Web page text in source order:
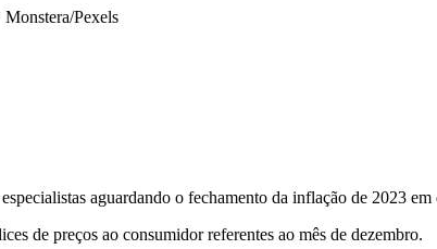
Monstera/Pexels
aguardando o fechamento da inflação de 2023 em
de preços ao consumidor referentes ao mês de dezembro.